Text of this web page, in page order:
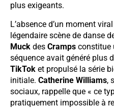
plus exigeants.
L’absence d’un moment
légendaire scène de danse
Muck des Cramps constitue
séquence avait généré plus
TikTok et propulsé la série
initiale. Catherine Williams,
sociaux, rappelle que « ce
pratiquement impossible à